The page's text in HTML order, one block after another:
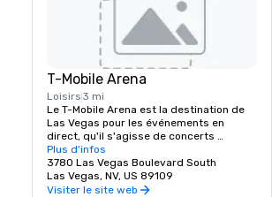
T-Mobile Arena
Loisirs 3 mi
Le T-Mobile Arena est la destination de
Las Vegas pour les événements en
direct, qu'il s'agisse de concerts
exceptionnels ou d'événements sportifs
palpitants, il a établi une nouvelle norme
en matière de divertissement dans la
ville qui le fait le mieux. Le T-Mobile Arena
Plus d'infos
3780 Las Vegas Boulevard South
Las Vegas, NV, US 89109
Visiter le site web